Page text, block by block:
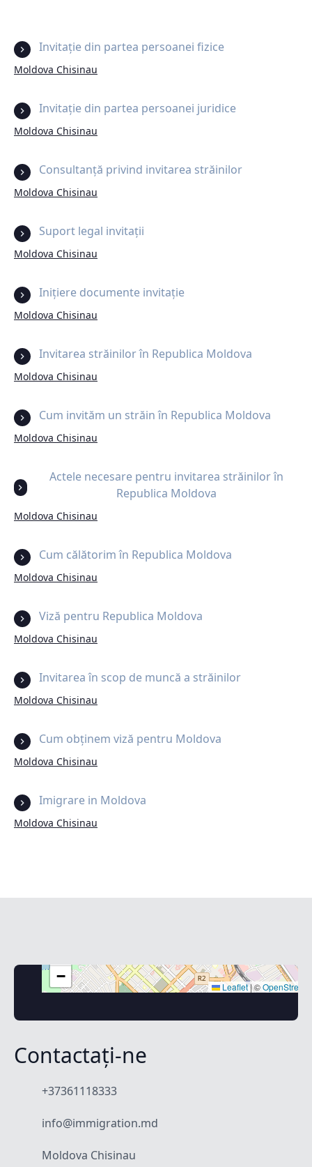
Invitație din partea persoanei fizice
Moldova Chisinau
Invitație din partea persoanei juridice
Moldova Chisinau
Consultanță privind invitarea străinilor
Moldova Chisinau
Suport legal invitații
Moldova Chisinau
Inițiere documente invitație
Moldova Chisinau
Invitarea străinilor în Republica Moldova
Moldova Chisinau
Cum invităm un străin în Republica Moldova
Moldova Chisinau
Actele necesare pentru invitarea străinilor în
Republica Moldova
Moldova Chisinau
Cum călătorim în Republica Moldova
Moldova Chisinau
Viză pentru Republica Moldova
Moldova Chisinau
Invitarea în scop de muncă a străinilor
Moldova Chisinau
Cum obținem viză pentru Moldova
Moldova Chisinau
Imigrare in Moldova
Moldova Chisinau
−
Leaflet|©
Contactați-ne
+37361118333
info@immigration.md
Moldova Chisinau